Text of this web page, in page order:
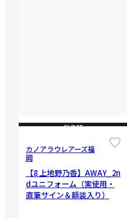
CLOSE
カノアラウレアーズ福
岡
【8 上地野乃香】AWAY_2n
dユニフォーム（実使用・
直筆サイン＆額装入り）